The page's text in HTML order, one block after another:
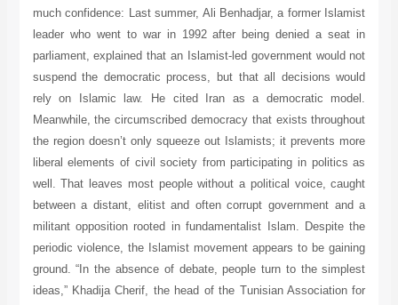
much confidence: Last summer, Ali Benhadjar, a former Islamist
leader who went to war in 1992 after being denied a seat in
parliament, explained that an Islamist-led government would not
suspend the democratic process, but that all decisions would
rely on Islamic law. He cited Iran as a democratic model.
Meanwhile, the circumscribed democracy that exists throughout
the region doesn’t only squeeze out Islamists; it prevents more
liberal elements of civil society from participating in politics as
well. That leaves most people without a political voice, caught
between a distant, elitist and often corrupt government and a
militant opposition rooted in fundamentalist Islam. Despite the
periodic violence, the Islamist movement appears to be gaining
ground. “In the absence of debate, people turn to the simplest
ideas,” Khadija Cherif, the head of the Tunisian Association for